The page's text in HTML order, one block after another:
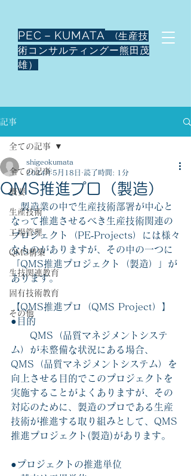
PEC－KUMATA
(生産技
術コンサルティングー熊田茂
雄）
記事
全ての記事
概要
生産技術
工場管理
QMS構築
生技関連教育
固有技術教育
その他
全ての記事
QMS推進プロ（製造）
shigeokumata
2024年5月18日
読了時間: 1分
製造業の中で生産技術部署が中心と
なって推進させるべき生産技術関連の
プロジェクト（PE‐Projects）には様々
なものがありますが、その中の一つに
「QMS推進プロジェクト（製造）」が
あります。
【QMS推進プロ（QMS Project）】
●目的
QMS （品質マネジメントシステ
ム） が未整備な状況にある場合、
QMS（品質マネジメントシステム）を
向上させる目的でこのプロジェクトを
実施することがよくありますが、その
対応のために、製造のプロである生産
技術が推進する取り組みとして、 QMS
推進プロジェクト(製造)があります。
●プロジェクトの推進単位